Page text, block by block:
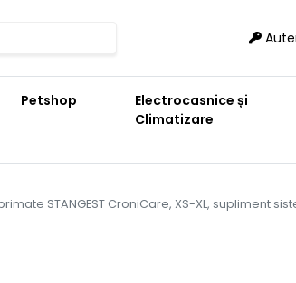
Petshop
Electrocasnice și
Climatizare
STANGEST CroniCare, XS-XL, supliment